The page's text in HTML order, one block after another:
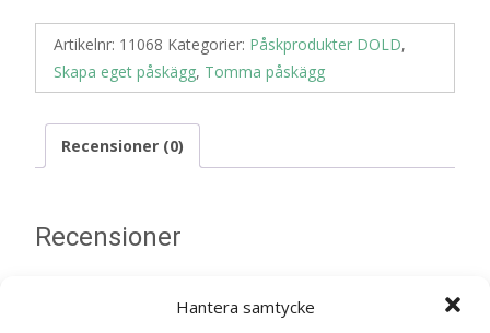
Hantera samtycke
Artikelnr: 11068 Kategorier: Påskprodukter DOLD,
Skapa eget påskägg, Tomma påskägg
Recensioner (0)
Recensioner